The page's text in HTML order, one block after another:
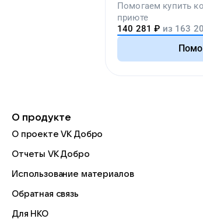
Помогаем купить
приюте
140 281 ₽ из 163
О продукте
О проекте VK Добро
Отчеты VK Добро
Использование материалов
Обратная связь
Для НКО